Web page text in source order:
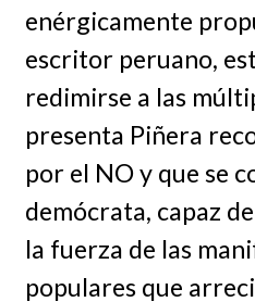
enérgicamente
escritor peruano,
redimirse a las
presenta Piñera
por el NO y que se
demócrata, capaz
la fuerza de las
populares que